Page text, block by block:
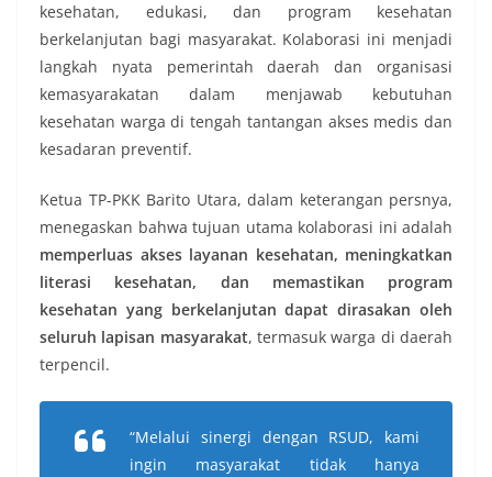
kesehatan, edukasi, dan program kesehatan
berkelanjutan bagi masyarakat. Kolaborasi ini menjadi
langkah nyata pemerintah daerah dan organisasi
kemasyarakatan dalam menjawab kebutuhan
kesehatan warga di tengah tantangan akses medis dan
kesadaran preventif.
Ketua TP-PKK Barito Utara, dalam keterangan persnya,
menegaskan bahwa tujuan utama kolaborasi ini adalah
memperluas akses layanan kesehatan, meningkatkan
literasi kesehatan, dan memastikan program
kesehatan yang berkelanjutan dapat dirasakan oleh
seluruh lapisan masyarakat, termasuk warga di daerah
terpencil.
“Melalui sinergi dengan RSUD, kami
ingin masyarakat tidak hanya